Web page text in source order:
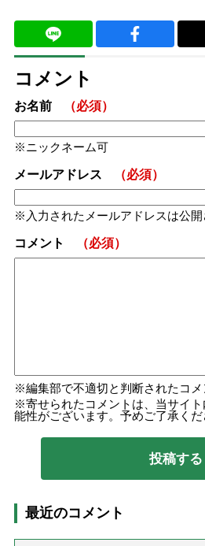
コメント
お名前 （必須）
ニックネーム可
メールアドレス （必須）
入力されたメールアドレスは公
コメント （必須）
編集部で不適切と判断されたコメ
寄せられたコメントは、当サイ
能性がございます。予めご了承くだ
最近のコメント